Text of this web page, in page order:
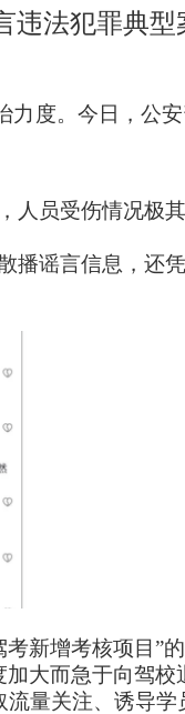
违法犯罪典型
度。今日，公
人员受伤情况极
播谣言信息，还
新增考核项目”
大而急于向驾校
量关注、诱导学